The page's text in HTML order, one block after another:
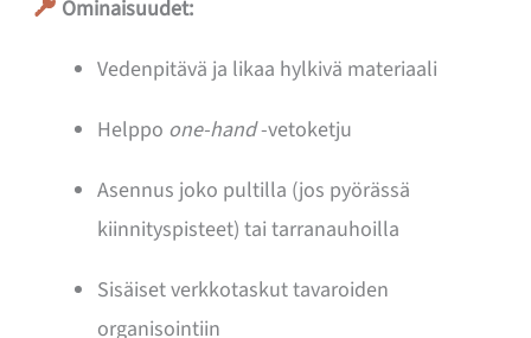
Ominaisuudet:
Vedenpitävä ja likaa hylkivä materiaali
Helppo one-hand-vetoketju
Asennus joko pultilla (jos pyörässä
kiinnityspisteet) tai tarranauhoilla
Sisäiset verkkotaskut tavaroiden
organisointiin